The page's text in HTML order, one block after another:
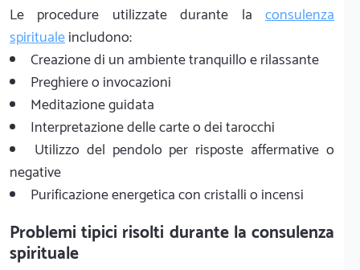
Le procedure utilizzate durante la consulenza
spiritualeincludono:
Creazione di un ambiente tranquillo e rilassante
Preghiere o invocazioni
Meditazione guidata
Interpretazione delle carte o dei tarocchi
Utilizzo del pendolo per risposte affermative o
negative
Purificazione energetica con cristalli o incensi
Problemi tipici risolti durante la consulenza
spirituale